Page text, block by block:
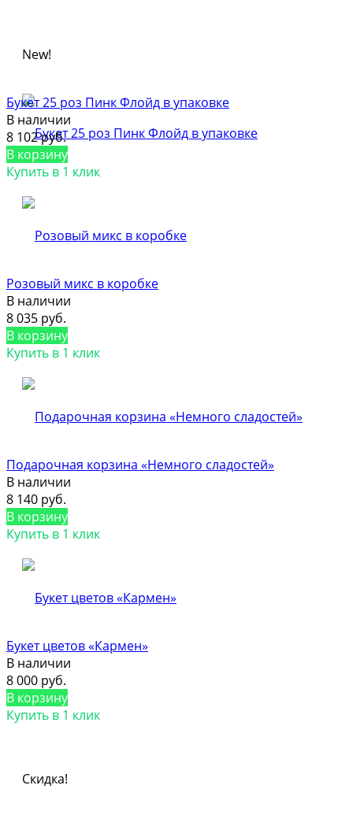
New!
Букет 25 роз Пинк Флойд в упаковке
В наличии
8 102 руб.
В корзину
Купить в 1 клик
Розовый микс в коробке
В наличии
8 035 руб.
В корзину
Купить в 1 клик
Подарочная корзина «Немного сладостей»
В наличии
8 140 руб.
В корзину
Купить в 1 клик
Букет цветов «Кармен»
В наличии
8 000 руб.
В корзину
Купить в 1 клик
Скидка!